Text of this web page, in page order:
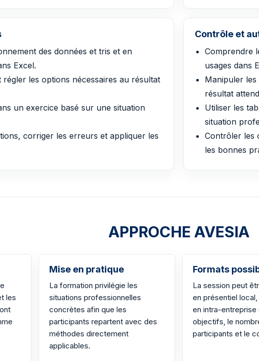
des données et tris et en
Excel.
les options nécessaires au résultat
un exercice basé sur une situation
corriger les erreurs et appliquer les
Contrôle et
Comprendre
usages dans
Manipuler
résultat
Utiliser les
situation
Contrôler les
les bonnes
APPROCHE AVESIA
les
Mise en pratique
La formation privilégie les
situations professionnelles
concrètes afin que les
participants repartent avec des
méthodes directement
applicables.
Formats
La session peut
en présentiel
en intra-entreprise
objectifs, le
participants et le